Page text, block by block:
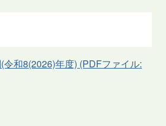
和8(2026)年度) (PDFファイル: